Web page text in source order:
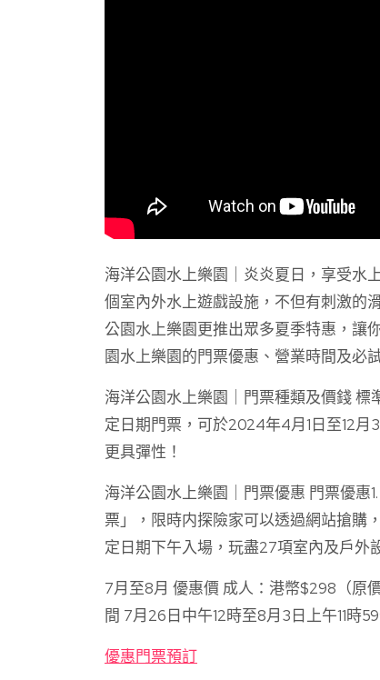
海洋公園水上樂園｜炎炎夏日，享受水
個室內外水上遊戲設施，不但有刺激的
公園水上樂園更推出眾多夏季特惠，讓
園水上樂園的門票優惠、營業時間及必
海洋公園水上樂園｜門票種類及價錢
定日期門票，可於2024年4月1日至12
更具彈性！
海洋公園水上樂園｜門票優惠 門票優惠
票」，限時内探險家可以透過網站搶購
定日期下午入場，玩盡27項室內及戶外
7月至8月 優惠價 成人：港幣$298（原
間 7月26日中午12時至8月3日上午11時
優惠門票預訂